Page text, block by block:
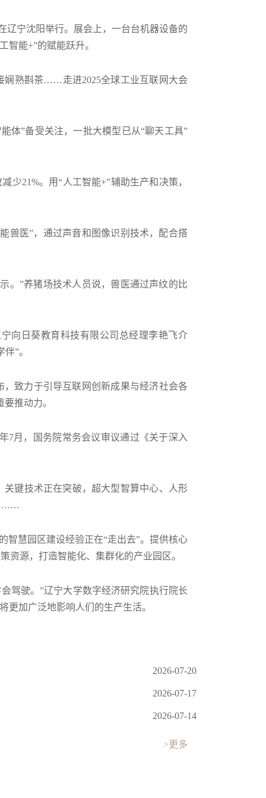
辽宁沈阳举行。展会上，一台台机器设备的
智能+”的赋能跃升。
娴熟斟茶……走进2025全球工业互联网大会
体”备受关注，一批大模型已从“聊天工具”
少21%。用“人工智能+”辅助生产和决策，
兽医”，通过声音和图像识别技术，配合搭
。”养猪场技术人员说，兽医通过声纹的比
向日葵教育科技有限公司总经理李艳飞介
”。
，致力于引导互联网创新成果与经济社会各
推动力。
7月，国务院常务会议审议通过《关于深入
键技术正在突破，超大型智算中心、人形
……
智慧园区建设经验正在“走出去”。提供核心
资源，打造智能化、集群化的产业园区。
驾驶。”辽宁大学数字经济研究院执行院长
更加广泛地影响人们的生产生活。
2026-07-20
2026-07-17
2026-07-14
>更多